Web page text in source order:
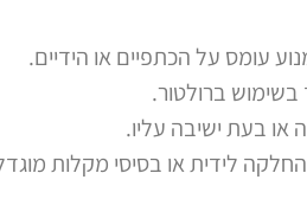
עומס על הכתפיים או הידיים.
ברולטור.
או בעת ישיבה עליו.
לידית או בסיסי מקלות